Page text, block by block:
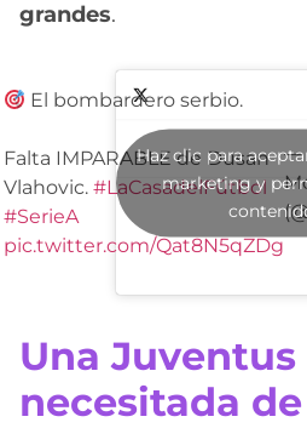
grandes.
El bombardero serbio.
Falta IMPARABLE de Dusan
Vlahovic. #LaCasadelFútbol
#SerieA
pic.twitter.com/Qat8N5qZDg
—
Haz clic para
marketing y
Una Juventus
necesitada